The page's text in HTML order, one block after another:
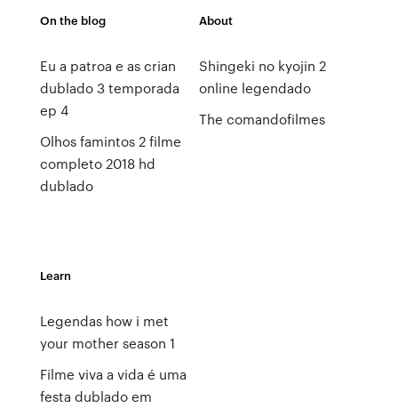
On the blog
Eu a patroa e as crian
dublado 3 temporada
ep 4
Olhos famintos 2 filme
completo 2018 hd
dublado
About
Shingeki no kyojin 2
online legendado
The comandofilmes
Learn
Legendas how i met
your mother season 1
Filme viva a vida é uma
festa dublado em